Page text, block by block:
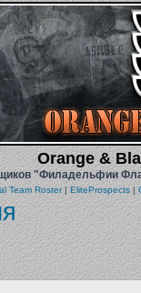
Orange &
"Филадельфии
Team Roster|EliteProspects |